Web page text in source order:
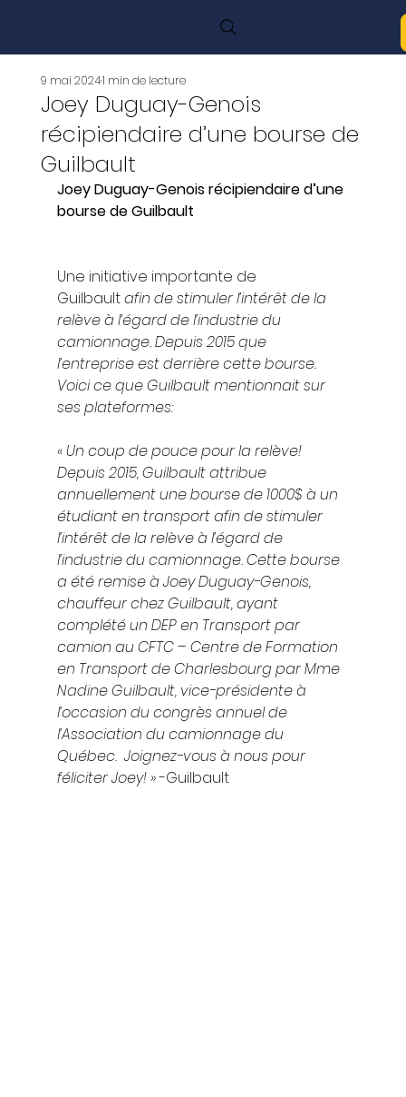
Joey Duguay-Genois
récipiendaire d’une bourse de
Guilbault
9 mai 20241 min de lecture
Joey Duguay-Genois récipiendaire d’une
bourse de Guilbault
Une initiative importante de
Guilbault afin de stimuler l’intérêt de la
relève à l’égard de l’industrie du
camionnage. Depuis 2015 que
l’entreprise est derrière cette bourse.
Voici ce que Guilbault mentionnait sur
ses plateformes:
« Un coup de pouce pour la relève!
Depuis 2015, Guilbault attribue
annuellement une bourse de 1000$ à un
étudiant en transport afin de stimuler
l’intérêt de la relève à l’égard de
l’industrie du camionnage. Cette bourse
a été remise à Joey Duguay-Genois,
chauffeur chez Guilbault, ayant
complété un DEP en Transport par
camion au CFTC – Centre de Formation
en Transport de Charlesbourg par Mme
Nadine Guilbault, vice-présidente à
l’occasion du congrès annuel de
l’Association du camionnage du
Québec.  Joignez-vous à nous pour
féliciter Joey! » -Guilbault